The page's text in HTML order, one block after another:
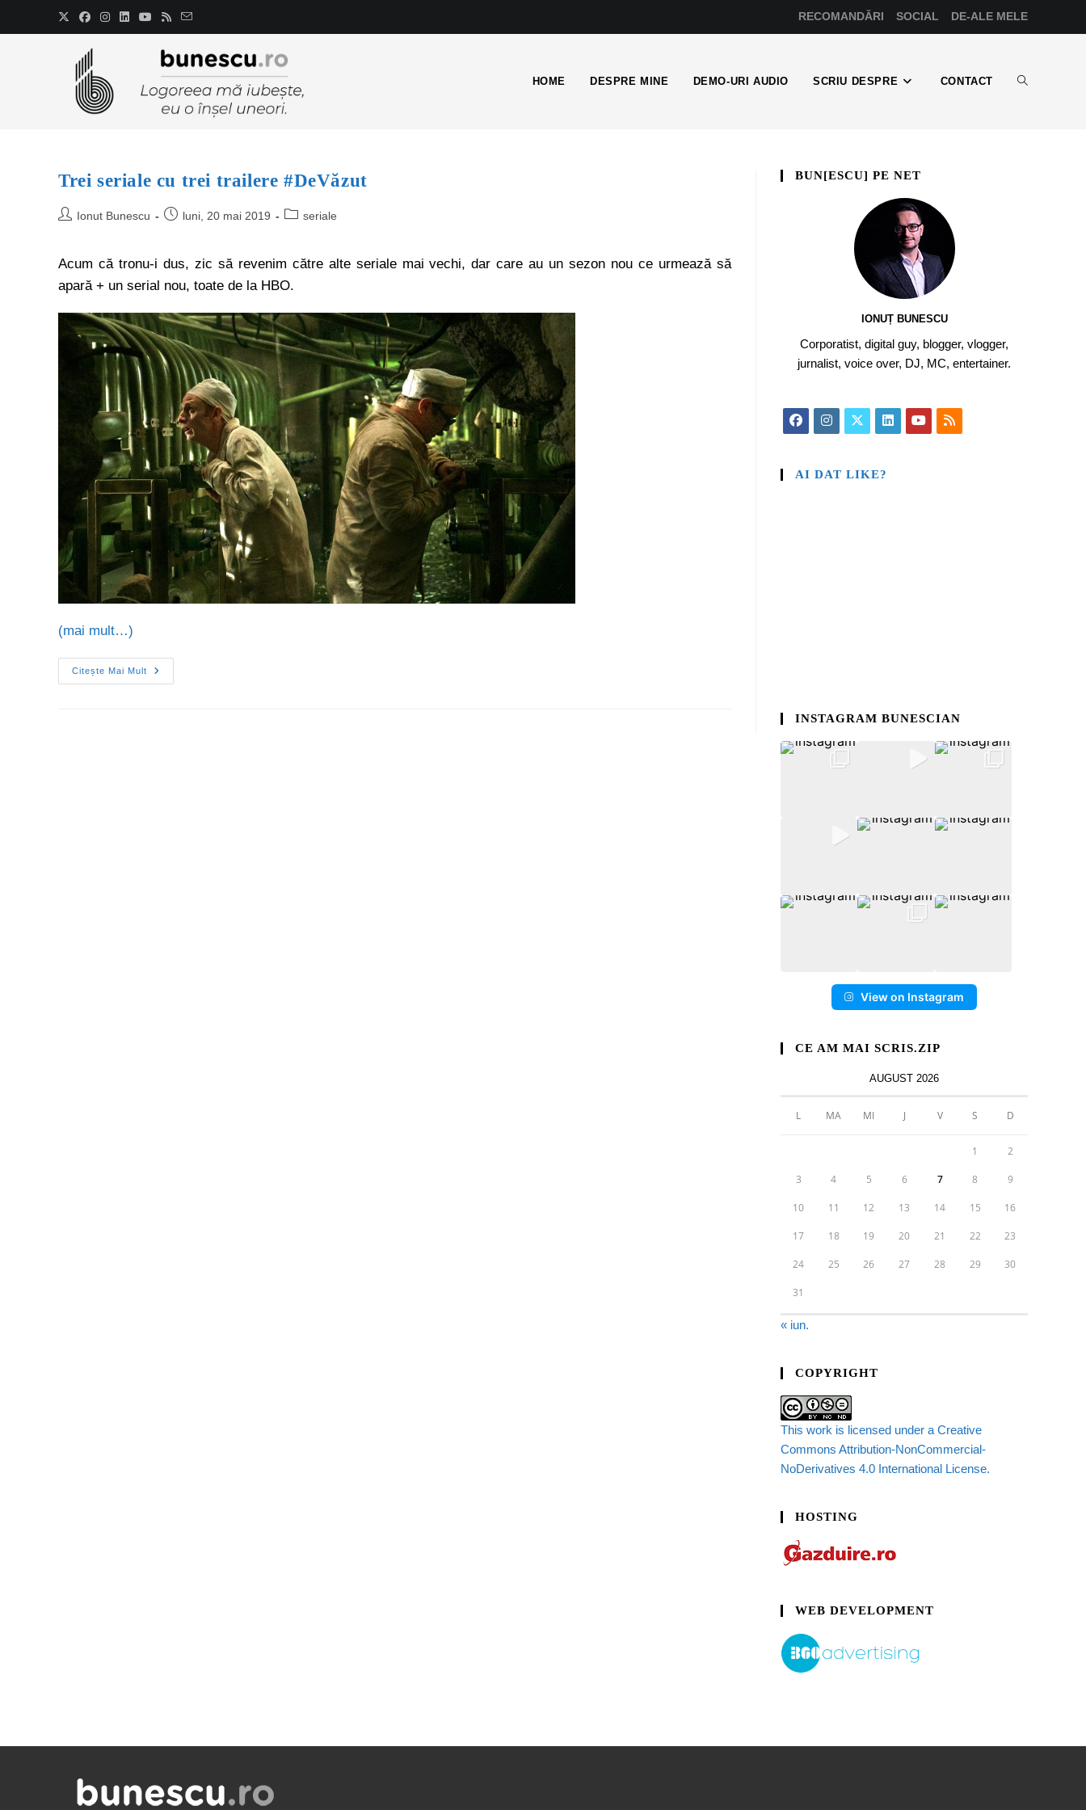
RECOMANDĂRI SOCIAL DE-ALE MELE
HOME DESPRE MINE DEMO-URI AUDIO SCRIU DESPRE CONTACT
Trei seriale cu trei trailere #DeVăzut
Ionut Bunescu luni, 20 mai 2019 seriale
Acum că tronu-i dus, zic să revenim către alte seriale mai vechi, dar care au un sezon nou ce urmează să
apară + un serial nou, toate de la HBO.
(mai mult…)
Citește Mai Mult
BUN[ESCU] PE NET
IONUȚ BUNESCU
Corporatist, digital guy, blogger, vlogger,
jurnalist, voice over, DJ, MC, entertainer.
AI DAT LIKE?
INSTAGRAM BUNESCIAN
View on Instagram
CE AM MAI SCRIS.ZIP
AUGUST 2026
L MA MI J V S D
1 2
3 4 5 6 7 8 9
10 11 12 13 14 15 16
17 18 19 20 21 22 23
24 25 26 27 28 29 30
31
« iun.
COPYRIGHT
This work is licensed under a Creative
Commons Attribution-NonCommercial-
NoDerivatives 4.0 International License.
HOSTING
WEB DEVELOPMENT